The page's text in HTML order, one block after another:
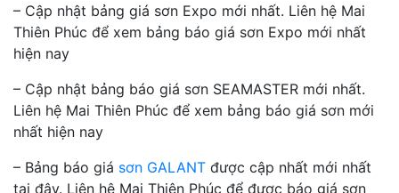
– Cập nhật bảng giá sơn Expo mới nhất. Liên hệ Mai
Thiên Phúc để xem bảng báo giá sơn Expo mới nhất
hiện nay
– Cập nhật bảng báo giá sơn SEAMASTER mới nhất.
Liên hệ Mai Thiên Phúc để xem bảng báo giá sơn mới
nhất hiện nay
– Bảng báo giá sơn GALANT được cập nhất mới nhất
tại đây. Liên hệ Mai Thiên Phúc để được báo giá sơn